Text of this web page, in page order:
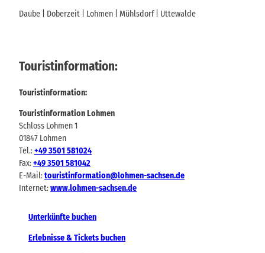
Daube | Doberzeit | Lohmen | Mühlsdorf | Uttewalde
Touristinformation:
Touristinformation:
Touristinformation Lohmen
Schloss Lohmen 1
01847 Lohmen
Tel.:+49 3501 581024
Fax:+49 3501 581042
E-Mail:touristinformation@lohmen-sachsen.de
Internet:www.lohmen-sachsen.de
Unterkünfte buchen
Erlebnisse & Tickets buchen